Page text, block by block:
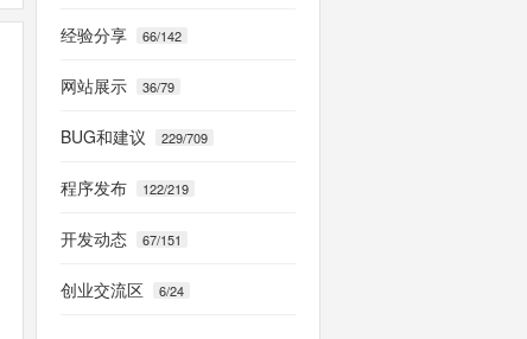
经验分享 66/142
网站展示 36/79
BUG和建议 229/709
程序发布 122/219
开发动态 67/151
创业交流区 6/24